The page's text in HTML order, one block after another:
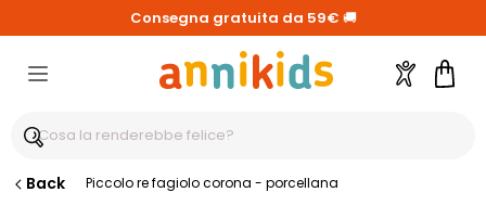
Consegna gratuita da 59€ 🚚
Account
Back Piccolo re fagiolo corona - porcellana